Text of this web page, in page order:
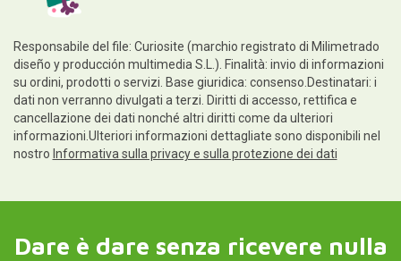
Responsabile del file: Curiosite (marchio registrato di Milimetrado
diseño y producción multimedia S.L.). Finalità: invio di informazioni
su ordini, prodotti o servizi. Base giuridica: consenso.Destinatari: i
dati non verranno divulgati a terzi. Diritti di accesso, rettifica e
cancellazione dei dati nonché altri diritti come da ulteriori
informazioni.Ulteriori informazioni dettagliate sono disponibili nel
nostro Informativa sulla privacy e sulla protezione dei dati
Dare è dare senza ricevere nulla